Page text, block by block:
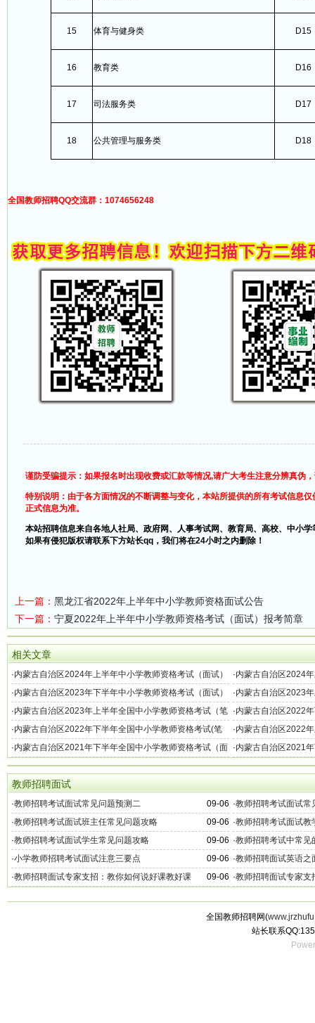
15 体育与健身类 D15
16 教育类 D16
17 司法服务类 D17
18 公共管理与服务类 D18
全国教师招聘QQ交流群：1074656248
谨防受骗提示：如果报名时出现收费或汇款等情况,请广大考生注意分辨真伪
特别说明：由于各方面情况的不断调整与变化，本站所提供的所有考试信息
正式信息为准。
本站招聘信息来自各地人社局、政府网、人事考试网、教育局、高校、中小
如果有侵犯版权请联系下方站长qq，我们将在24小时之内删除！
上一篇： 黑龙江省2022年上半年中小学教师资格面试公告
下一篇： 宁夏2022年上半年中小学教师资格考试（面试）报考简章
相关文章
·内蒙古自治区2024年上半年中小学教师资格考试（面试）
报名公告
·内蒙古自治区2024
试）报名公告
·内蒙古自治区2023年下半年中小学教师资格考试（面试）
报名公告
·内蒙古自治区2023
报名公告
·内蒙古自治区2023年上半年全国中小学教师资格考试（笔
试）报名公告
·内蒙古自治区2022
试）报名公告
·内蒙古自治区2022年下半年全国中小学教师资格考试(笔
试)报名公告
·内蒙古自治区2022
试)报名公告
·内蒙古自治区2021年下半年全国中小学教师资格考试（面
试）报名公告
·内蒙古自治区2021
试)报名公告
教师招聘面试
09-06
·教师招聘考试面试常见问题预测二 ·教师招聘考试面试常
09-06
·教师招聘考试面试班主任常见问题攻略 ·教师招聘考试面试教
09-06
·教师招聘考试面试学生常见问题攻略 ·教师招聘考试中常见
09-06
·小学教师招聘考试面试注意三要点 ·教师招聘面试英语之
09-06
·教师招聘面试专家支招：教你如何说好课教好课 ·教师招聘面试专家支
全国教师招聘网(
站长联系